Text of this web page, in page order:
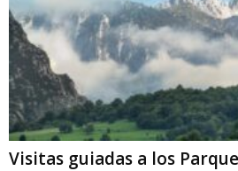
Visitas guiadas a los